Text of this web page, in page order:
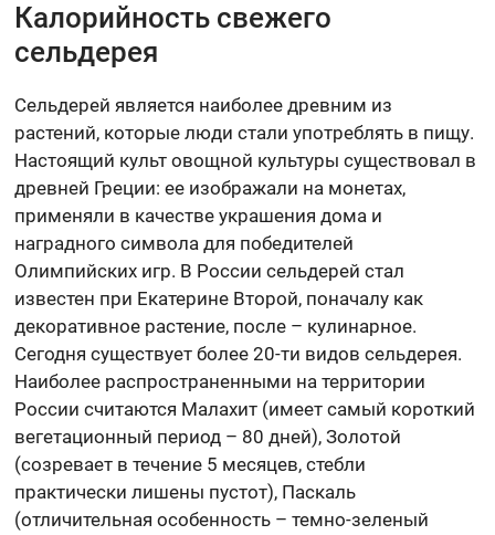
Калорийность свежего
сельдерея
Сельдерей является наиболее древним из
растений, которые люди стали употреблять в пищу.
Настоящий культ овощной культуры существовал в
древней Греции: ее изображали на монетах,
применяли в качестве украшения дома и
наградного символа для победителей
Олимпийских игр. В России сельдерей стал
известен при Екатерине Второй, поначалу как
декоративное растение, после – кулинарное.
Сегодня существует более 20-ти видов сельдерея.
Наиболее распространенными на территории
России считаются Малахит (имеет самый короткий
вегетационный период – 80 дней), Золотой
(созревает в течение 5 месяцев, стебли
практически лишены пустот), Паскаль
(отличительная особенность – темно-зеленый